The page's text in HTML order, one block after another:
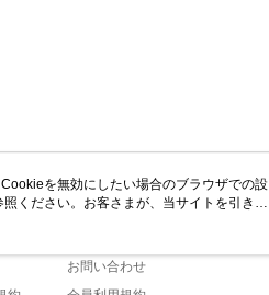
カスタマーサービス
お問い合わせ
を無効にしたい場合のブラウザでの設
ください。お客さまが、当サイトを引き続